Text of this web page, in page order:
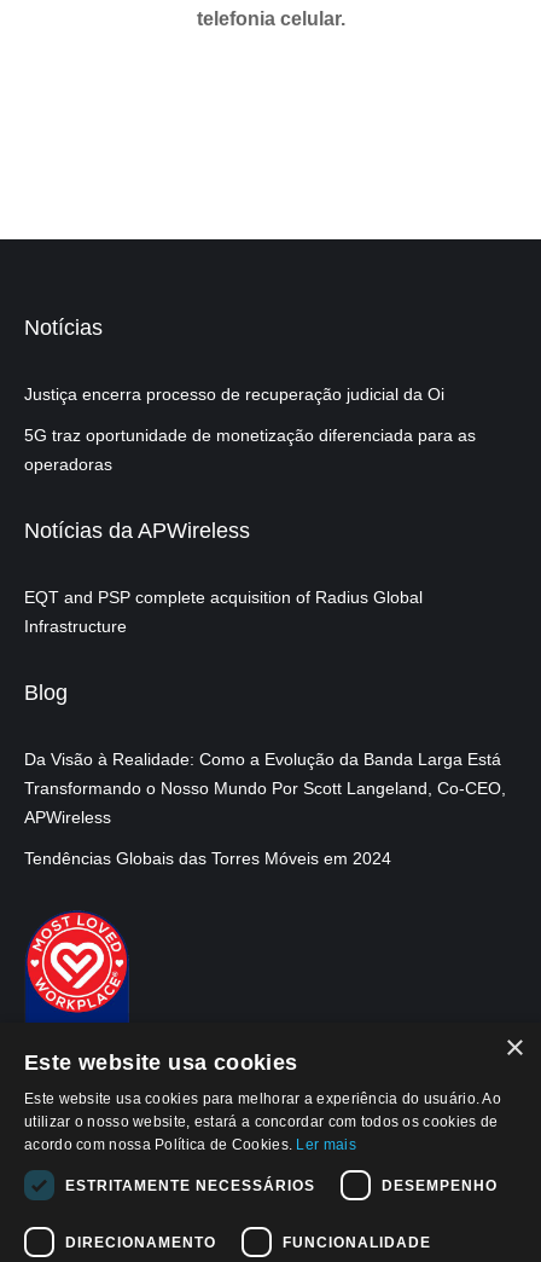
telefonia celular.
Notícias
Justiça encerra processo de recuperação judicial da Oi
5G traz oportunidade de monetização diferenciada para as
operadoras
Notícias da APWireless
EQT and PSP complete acquisition of Radius Global
Infrastructure
Blog
Da Visão à Realidade: Como a Evolução da Banda Larga Está
Transformando o Nosso Mundo Por Scott Langeland, Co-CEO,
APWireless
Tendências Globais das Torres Móveis em 2024
© 2026, APWireless Brasil Invest. Imob. LTDA
Aviso de Cookies
×
Este website usa cookies
Este website usa cookies para melhorar a experiência do usuário. Ao
utilizar o nosso website, estará a concordar com todos os cookies de
acordo com nossa Política de Cookies. Ler mais
ESTRITAMENTE NECESSÁRIOS DESEMPENHO
DIRECIONAMENTO FUNCIONALIDADE